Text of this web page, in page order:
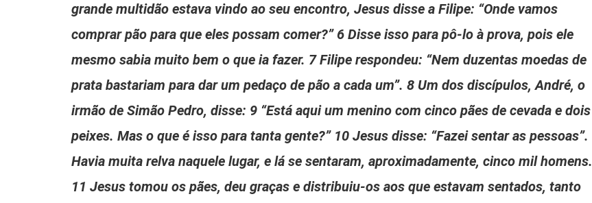
grande multidão estava vindo ao seu encontro, Jesus disse a Filipe: “Onde vamos
comprar pão para que eles possam comer?” 6 Disse isso para pô-lo à prova, pois ele
mesmo sabia muito bem o que ia fazer. 7 Filipe respondeu: “Nem duzentas moedas de
prata bastariam para dar um pedaço de pão a cada um”. 8 Um dos discípulos, André, o
irmão de Simão Pedro, disse: 9 “Está aqui um menino com cinco pães de cevada e dois
peixes. Mas o que é isso para tanta gente?” 10 Jesus disse: “Fazei sentar as pessoas”.
Havia muita relva naquele lugar, e lá se sentaram, aproximadamente, cinco mil homens.
11 Jesus tomou os pães, deu graças e distribuiu-os aos que estavam sentados, tanto